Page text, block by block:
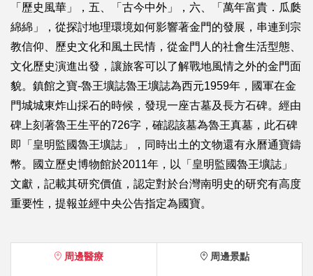
「歷史風華」，五、「古今中外」，六、「萬年富貴．瓜瓞
綿綿」，從探討地理環境如何影響著金門的發展，串連到宗
教信仰、歷史文化和風土民情，從金門人的社會生活型態、
文化歷史演進出發，讓旅客可以了解戰地風情之外的金門面
貌。鎮館之寶-魯王壙誌魯王壙誌為西元1959年，國軍在金
門城城東炸山採石的時候，發現一座古墓及長方石碑。經由
碑上刻著魯王生平的726字，確認該墓為魯王真墓，此石碑
即「皇明監國魯王壙誌」，同時出土的文物還有永曆通寶鑄
幣。國立歷史博物館於2011年，以「皇明監國魯王壙誌」
文獻，記載其研究價值，認定對於台灣南明史的研究有高度
重要性，提報並經中央公告指定為國寶。
周邊醫療 周邊景點